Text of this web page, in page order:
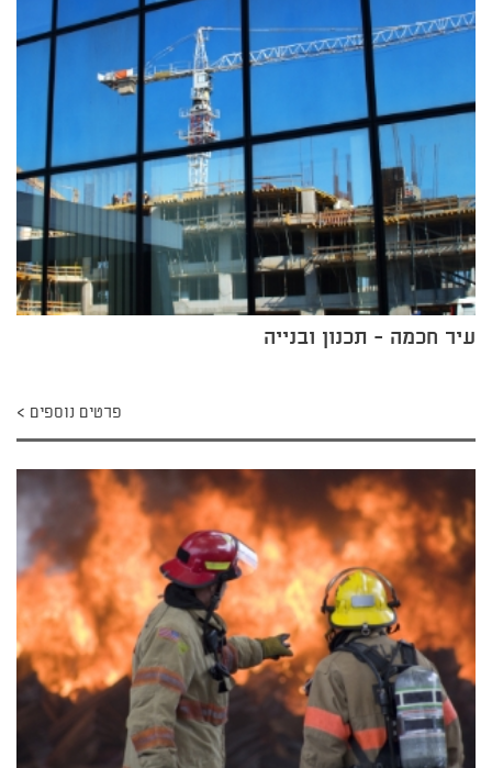
עיר חכמה - תכנון ובנייה
פרטים נוספים